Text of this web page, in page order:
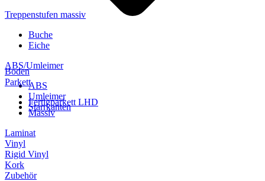
Treppenstufen massiv
Buche
Eiche
ABS/Umleimer
ABS
Umleimer
Starrkanten
Boden
Parkett
Fertigparkett LHD
Massiv
Laminat
Vinyl
Rigid Vinyl
Kork
Zubehör